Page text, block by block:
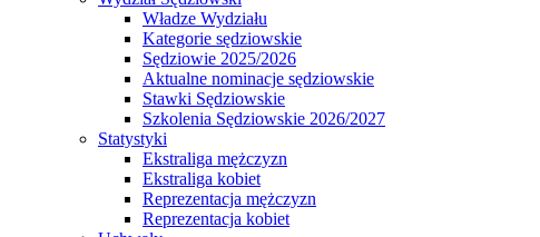
Władze Wydziału
Kategorie sędziowskie
Sędziowie 2025/2026
Aktualne nominacje sędziowskie
Stawki Sędziowskie
Szkolenia Sędziowskie 2026/2027
Statystyki
Ekstraliga mężczyzn
Ekstraliga kobiet
Reprezentacja mężczyzn
Reprezentacja kobiet